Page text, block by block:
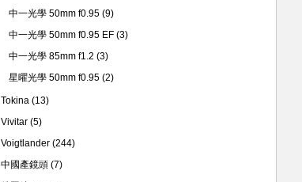
中一光學 50mm f0.95 (9)
中一光學 50mm f0.95 EF (3)
中一光學 85mm f1.2 (3)
星曜光學 50mm f0.95 (2)
Tokina (13)
Vivitar (5)
Voigtlander (244)
中國產鏡頭 (7)